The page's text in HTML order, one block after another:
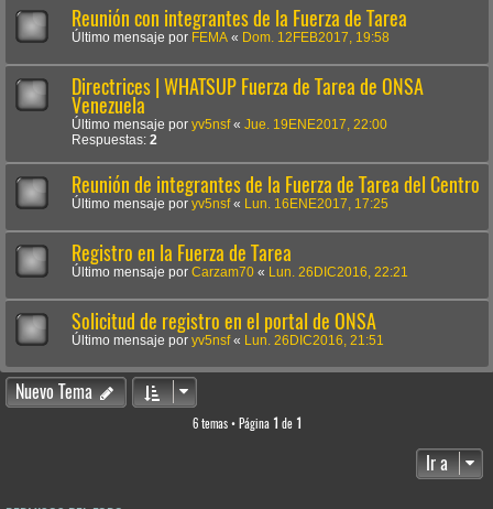
Reunión con integrantes de la Fuerza de Tarea
Último mensaje por FEMA « Dom. 12FEB2017, 19:58
Directrices | WHATSUP Fuerza de Tarea de ONSA
Venezuela
Último mensaje por yv5nsf« Jue. 19ENE2017, 22:00
Respuestas: 2
Reunión de integrantes de la Fuerza de Tarea del Centro
Último mensaje por yv5nsf« Lun. 16ENE2017, 17:25
Registro en la Fuerza de Tarea
Último mensaje por Carzam70 « Lun. 26DIC2016, 22:21
Solicitud de registro en el portal de ONSA
Último mensaje por yv5nsf« Lun. 26DIC2016, 21:51
Nuevo Tema
6 temas • Página 1 de 1
Ir a